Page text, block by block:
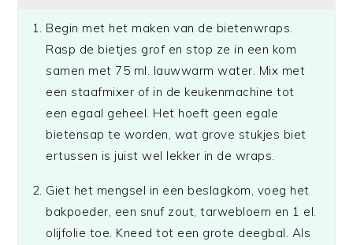
Begin met het maken van de bietenwraps.
Rasp de bietjes grof en stop ze in een kom
samen met 75 ml. lauwwarm water. Mix met
een staafmixer of in de keukenmachine tot
een egaal geheel. Het hoeft geen egale
bietensap te worden, wat grove stukjes biet
ertussen is juist wel lekker in de wraps.
Giet het mengsel in een beslagkom, voeg het
bakpoeder, een snuf zout, tarwebloem en 1 el.
olijfolie toe. Kneed tot een grote deegbal. Als